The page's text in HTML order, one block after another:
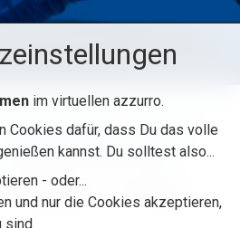
Beratungstraining
Impressum
zur Barrierefreiheit
Sportstudio / HaJü Steger
im virtuellen azzurro.
Cookies dafür, dass Du das volle
kannst. Du solltest also...
- oder...
und nur die Cookies akzeptieren,
sind.